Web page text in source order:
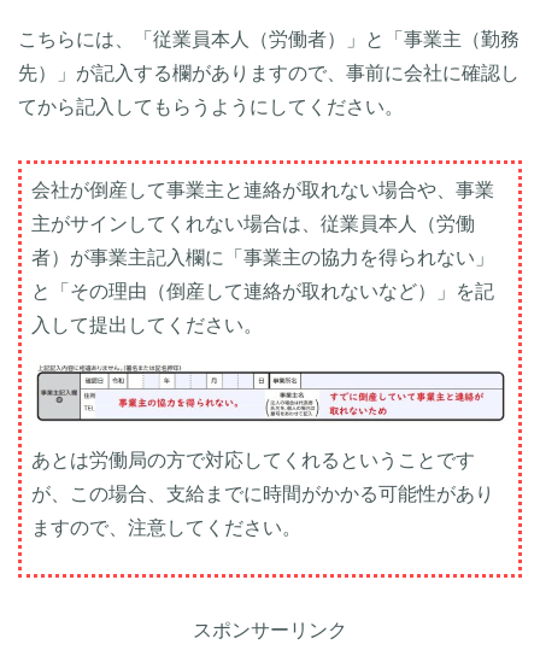
こちらには、「従業員本人（労働者）」と「事業主（勤務
先）」が記入する欄がありますので、事前に会社に確認し
てから記入してもらうようにしてください。
会社が倒産して事業主と連絡が取れない場合や、事業
主がサインしてくれない場合は、従業員本人（労働
者）が事業主記入欄に「事業主の協力を得られない」
と「その理由（倒産して連絡が取れないなど）」を記
入して提出してください。
あとは労働局の方で対応してくれるということです
が、この場合、支給までに時間がかかる可能性があり
ますので、注意してください。
スポンサーリンク